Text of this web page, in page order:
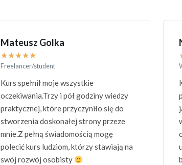
Natalia Kubicz
★★★★★
Właściciel salonu kosmetycznego Olivia
Kurs podobał mi się. Treści
przygotowane w sposób czytelny i
jasny dla każdego. Znalazłam tam
wszystko, czego szukałam. Dzięki
czemu nauczyłam się nowych rzeczy i
utrwaliłam swoją wiedzę. Prowadzący
bardzo miły i kompetentny.